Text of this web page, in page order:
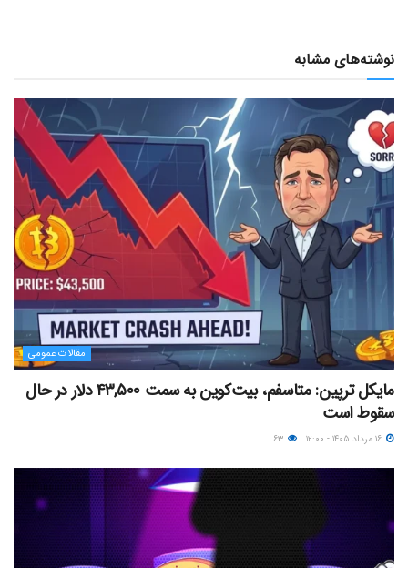
نوشته‌های مشابه
مقالات عمومی
مایکل ترپین: متاسفم، بیت‌کوین به سمت ۴۳,۵۰۰ دلار در حال
سقوط است